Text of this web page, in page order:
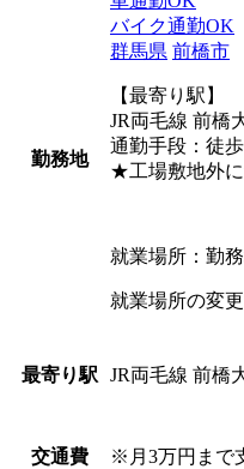
勤務地
バイク通勤OK
群馬県 前橋市
【最寄り駅】
JR両毛線 前橋
通勤手段：徒歩
★工場敷地外に
就業場所：勤
就業場所の変
最寄り駅 JR両毛線 前橋
交通費 ※月3万円まで